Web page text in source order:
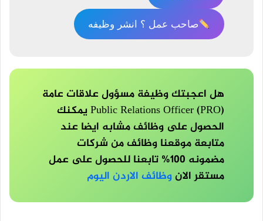
صاحب عمل ؟ انشر وظيفه
هل اعجبتك وظيفة مسؤول علاقات عامة
Public Relations Officer (PRO) يمكنك
الحصول على وظائف مشابه ايضا عند
متابعة موقعنا وظائف من شركات
مضمونه 100% تابعنا للحصول على عمل
مستقر الانوظائف الاردن اليوم